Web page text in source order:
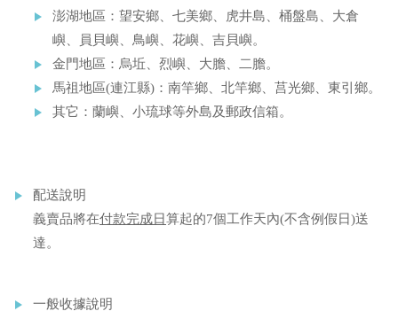
澎湖地區：望安鄉、七美鄉、虎井島、桶盤島、大倉
嶼、員貝嶼、鳥嶼、花嶼、吉貝嶼。
金門地區：烏坵、烈嶼、大膽、二膽。
馬祖地區(連江縣)：南竿鄉、北竿鄉、莒光鄉、東引鄉。
其它：蘭嶼、小琉球等外島及郵政信箱。
配送說明
義賣品將在付款完成日算起的7個工作天內(不含例假日)送
達。
一般收據說明